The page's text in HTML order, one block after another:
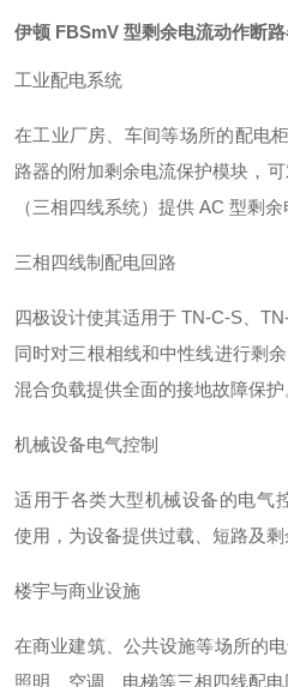
伊顿 FBSmV 型剩余电流动作断路
工业配电系统
在工业厂房、车间等场所的配电
路器的附加剩余电流保护模块，
（三相四线系统）提供 AC 型剩
三相四线制配电回路
四极设计使其适用于 TN-C-S、
同时对三根相线和中性线进行剩
混合负载提供全面的接地故障保护
机械设备电气控制
适用于各类大型机械设备的电气
使用，为设备提供过载、短路及剩
楼宇与商业设施
在商业建筑、公共设施等场所的
照明、空调、电梯等三相四线配电